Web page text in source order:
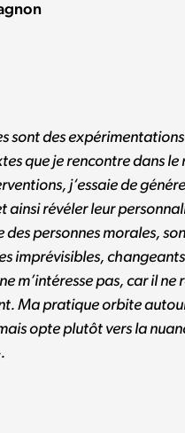
sont des
que je rencontre dans le
j‘essaiede
ainsi révéler leur
personnes morales,
imprévisibles,
m’intéresse pas, car il
Ma pratique orbite
opte plutôt vers la